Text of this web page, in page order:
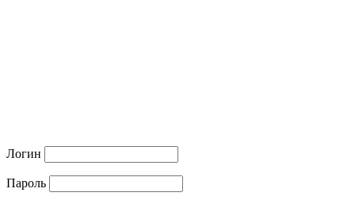
Логин
Пароль